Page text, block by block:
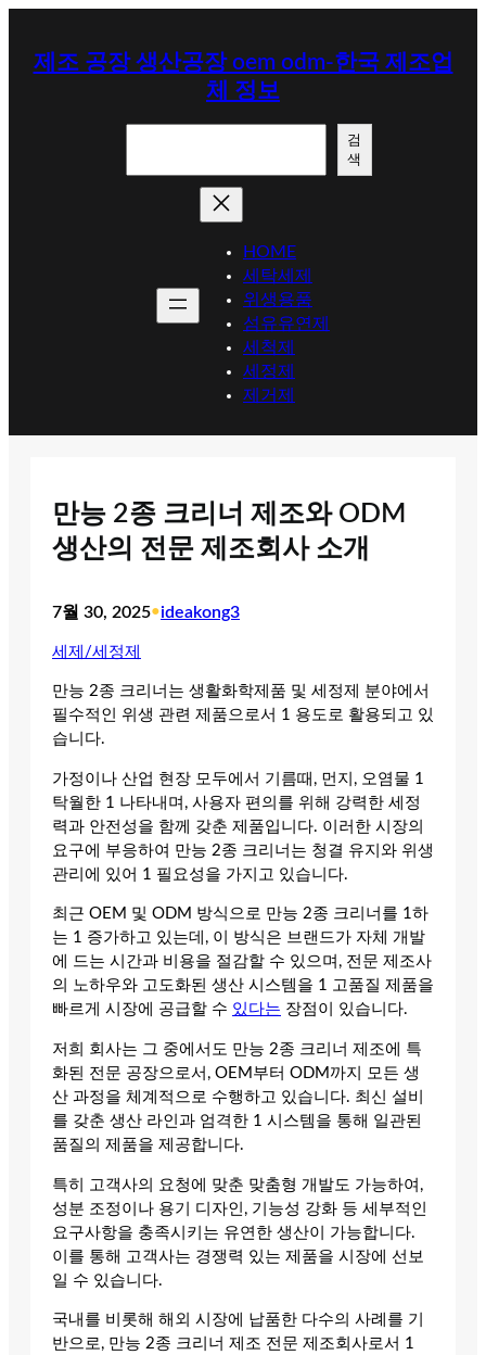
제조 공장 생산공장 oem odm-한국 제조업
체 정보
검
색
HOME
세탁세제
위생용품
섬유유연제
세척제
세정제
제거제
만능 2종 크리너 제조와 ODM
생산의 전문 제조회사 소개
7월 30, 2025•ideakong3
세제/세정제
만능 2종 크리너는 생활화학제품 및 세정제 분야에서
필수적인 위생 관련 제품으로서 1 용도로 활용되고 있
습니다.
가정이나 산업 현장 모두에서 기름때, 먼지, 오염물 1
탁월한 1 나타내며, 사용자 편의를 위해 강력한 세정
력과 안전성을 함께 갖춘 제품입니다. 이러한 시장의
요구에 부응하여 만능 2종 크리너는 청결 유지와 위생
관리에 있어 1 필요성을 가지고 있습니다.
최근 OEM 및 ODM 방식으로 만능 2종 크리너를 1하
는 1 증가하고 있는데, 이 방식은 브랜드가 자체 개발
에 드는 시간과 비용을 절감할 수 있으며, 전문 제조사
의 노하우와 고도화된 생산 시스템을 1 고품질 제품을
빠르게 시장에 공급할 수 있다는 장점이 있습니다.
저희 회사는 그 중에서도 만능 2종 크리너 제조에 특
화된 전문 공장으로서, OEM부터 ODM까지 모든 생
산 과정을 체계적으로 수행하고 있습니다. 최신 설비
를 갖춘 생산 라인과 엄격한 1 시스템을 통해 일관된
품질의 제품을 제공합니다.
특히 고객사의 요청에 맞춘 맞춤형 개발도 가능하여,
성분 조정이나 용기 디자인, 기능성 강화 등 세부적인
요구사항을 충족시키는 유연한 생산이 가능합니다.
이를 통해 고객사는 경쟁력 있는 제품을 시장에 선보
일 수 있습니다.
국내를 비롯해 해외 시장에 납품한 다수의 사례를 기
반으로, 만능 2종 크리너 제조 전문 제조회사로서 1